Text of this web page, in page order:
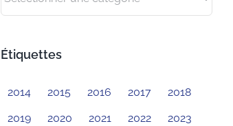
Étiquettes
2014 2015 2016 2017 2018
2019 2020 2021 2022 2023